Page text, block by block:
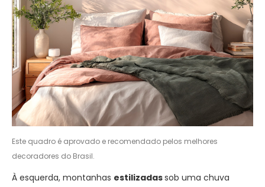
Este quadro é aprovado e recomendado pelos melhores
decoradores do Brasil.
À esquerda, montanhas estilizadassob uma chuva